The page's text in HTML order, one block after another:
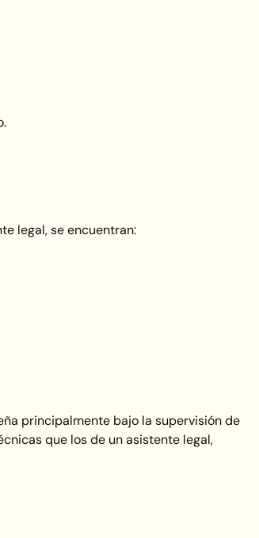
legal, se encuentran:
principalmente bajo la supervisión de
que los de un asistente legal,